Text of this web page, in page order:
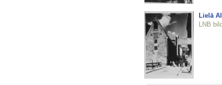
Lielā
LNB